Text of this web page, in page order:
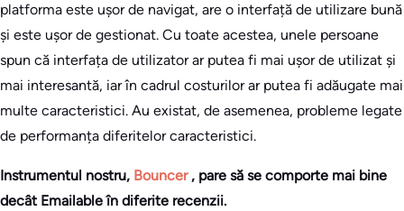
platforma este ușor de navigat, are o interfață de utilizare bună
și este ușor de gestionat. Cu toate acestea, unele persoane
spun că interfața de utilizator ar putea fi mai ușor de utilizat și
mai interesantă, iar în cadrul costurilor ar putea fi adăugate mai
multe caracteristici. Au existat, de asemenea, probleme legate
de performanța diferitelor caracteristici.
Instrumentul nostru, Bouncer , pare să se comporte mai bine
decât Emailable în diferite recenzii.